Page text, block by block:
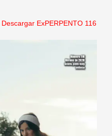
Descargar ExPERPENTO 116